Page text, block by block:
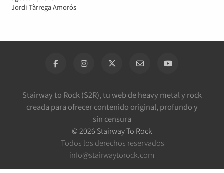
Jordi Tàrrega Amorós
Stairway to Rock (S2R), tu web de heavy metal y rock
creada para ofrecer contenido original, profundo y
sin censura
©2026 Stairway To Rock
Todos los derechos reservados
info@stairwaytorock.com